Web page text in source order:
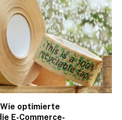
optimierte
E-Commerce-